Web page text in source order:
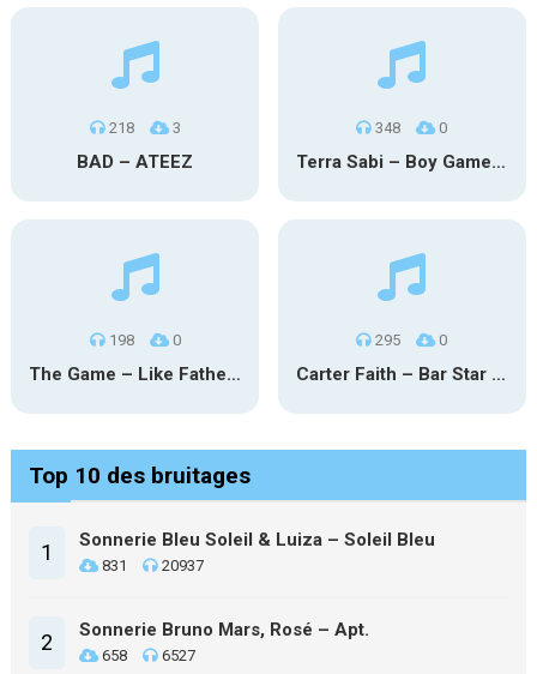
218 3
BAD – ATEEZ
348 0
Terra Sabi – Boy Game X Marcia Cruz
198 0
The Game – Like Father Like Daughter
295 0
Carter Faith – Bar Star Vevo
Top 10 des bruitages
1 Sonnerie Bleu Soleil & Luiza – Soleil Bleu
831 20937
2 Sonnerie Bruno Mars, Rosé – Apt.
658 6527